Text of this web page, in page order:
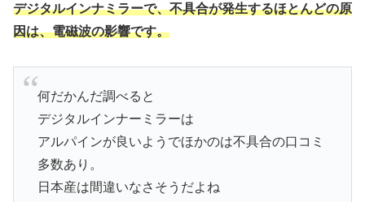
デジタルインナミラーで、不具合が発生するほとんどの原
因は、電磁波の影響です。
何だかんだ調べると
デジタルインナーミラーは
アルパインが良いようでほかのは不具合の口コミ
多数あり。
日本産は間違いなさそうだよね